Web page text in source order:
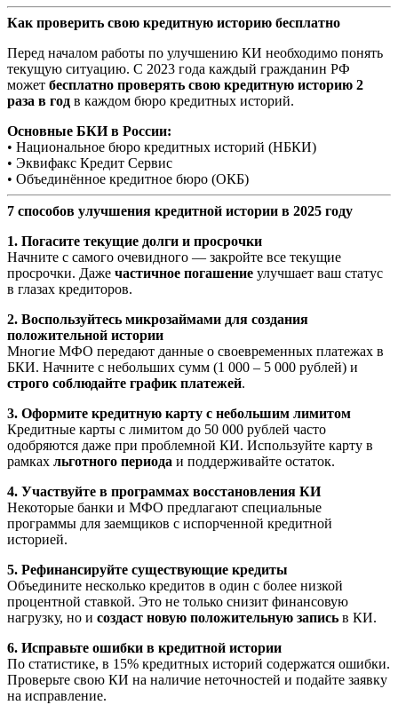
Как проверить свою кредитную историю бесплатно
Перед началом работы по улучшению КИ необходимо понять
текущую ситуацию. С 2023 года каждый гражданин РФ
может бесплатно проверять свою кредитную историю 2
раза в год в каждом бюро кредитных историй.
Основные БКИ в России:
• Национальное бюро кредитных историй (НБКИ)
• Эквифакс Кредит Сервис
• Объединённое кредитное бюро (ОКБ)
7 способов улучшения кредитной истории в 2025 году
1. Погасите текущие долги и просрочки
Начните с самого очевидного — закройте все текущие
просрочки. Даже частичное погашение улучшает ваш статус
в глазах кредиторов.
2. Воспользуйтесь микрозаймами для создания
положительной истории
Многие МФО передают данные о своевременных платежах в
БКИ. Начните с небольших сумм (1 000 – 5 000 рублей) и
строго соблюдайте график платежей.
3. Оформите кредитную карту с небольшим лимитом
Кредитные карты с лимитом до 50 000 рублей часто
одобряются даже при проблемной КИ. Используйте карту в
рамках льготного периода и поддерживайте остаток.
4. Участвуйте в программах восстановления КИ
Некоторые банки и МФО предлагают специальные
программы для заемщиков с испорченной кредитной
историей.
5. Рефинансируйте существующие кредиты
Объедините несколько кредитов в один с более низкой
процентной ставкой. Это не только снизит финансовую
нагрузку, но и создаст новую положительную запись в КИ.
6. Исправьте ошибки в кредитной истории
По статистике, в 15% кредитных историй содержатся ошибки.
Проверьте свою КИ на наличие неточностей и подайте заявку
на исправление.